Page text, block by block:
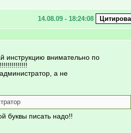
14.08.09 - 18:24:08
инструкцию внимательно по
а не
буквы писать надо!!